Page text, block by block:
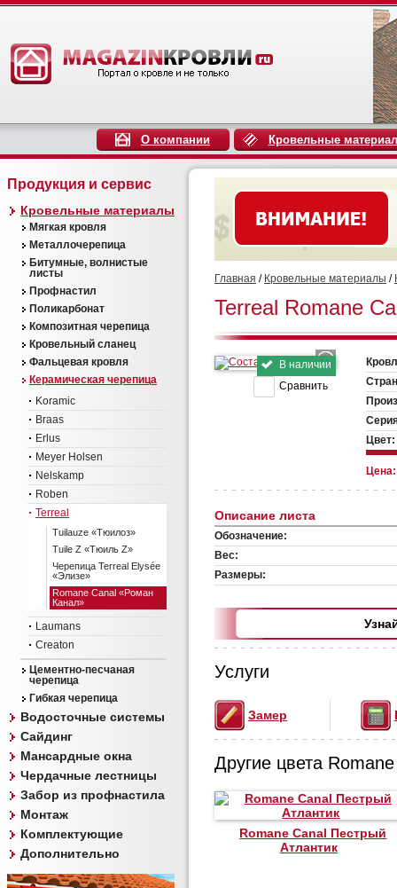
О компании Кровельные
Продукция и сервис
Кровельные материалы
Мягкая кровля
Металлочерепица
Битумные, волнистые
листы
Профнастил
Поликарбонат
Композитная черепица
Кровельный сланец
Фальцевая кровля
Керамическая черепица
Koramic
Braas
Erlus
Meyer Holsen
Nelskamp
Roben
Terreal
Tuilauze «Тюилоз»
Tuile Z «Тюиль Z»
Черепица Terreal Elysée
«Элизе»
Romane Canal «Роман
Канал»
Laumans
Creaton
Цементно-песчаная
черепица
Гибкая черепица
Водосточные системы
Сайдинг
Мансардные окна
Чердачные лестницы
Забор из профнастила
Монтаж
Комплектующие
Дополнительно
Главная / Кровельные материалы /
Terreal Romane
В наличии
Сравнить
Цвет:
Описание листа
Обозначение:
Вес:
Размеры:
Услуги
Замер
Другие цвета
Romane Canal Пестрый
Атлантик